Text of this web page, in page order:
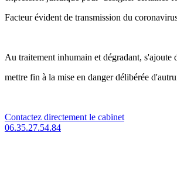
Facteur évident de transmission du
Au traitement inhumain et dégradant,
mettre fin à la mise en danger délibérée
Contactez directement le cabinet
06.35.27.54.84